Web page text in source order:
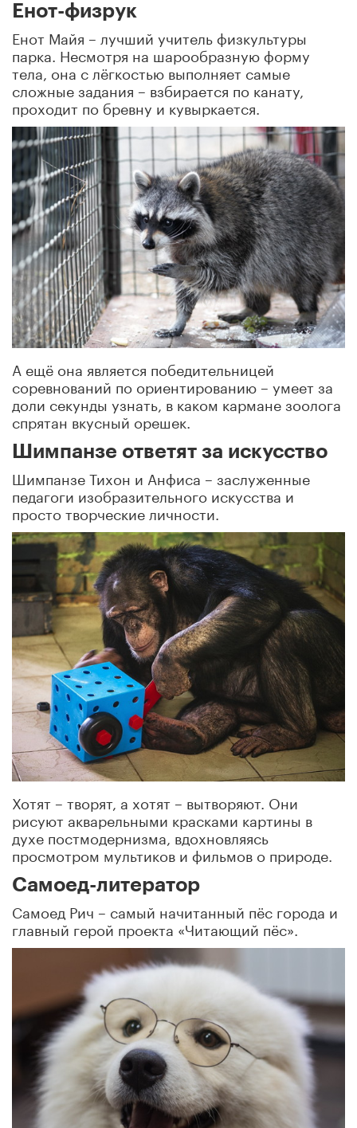
Енот-физрук
Енот Майя – лучший учитель физкультуры
парка. Несмотря на шарообразную форму
тела, она с лёгкостью выполняет самые
сложные задания – взбирается по канату,
проходит по бревну и кувыркается.
А ещё она является победительницей
соревнований по ориентированию – умеет за
доли секунды узнать, в каком кармане зоолога
спрятан вкусный орешек.
Шимпанзе ответят за искусство
Шимпанзе Тихон и Анфиса – заслуженные
педагоги изобразительного искусства и
просто творческие личности.
Хотят – творят, а хотят – вытворяют. Они
рисуют акварельными красками картины в
духе постмодернизма, вдохновляясь
просмотром мультиков и фильмов о природе.
Самоед-литератор
Самоед Рич – самый начитанный пёс города и
главный герой проекта «Читающий пёс».